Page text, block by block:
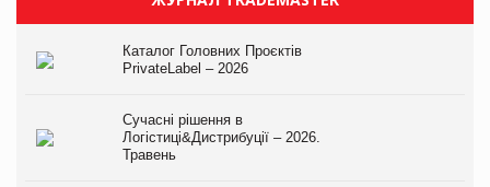
Каталог Головних Проєктів
PrivateLabel – 2026
Сучасні рішення в
Логістиці&Дистрибуції – 2026.
Травень